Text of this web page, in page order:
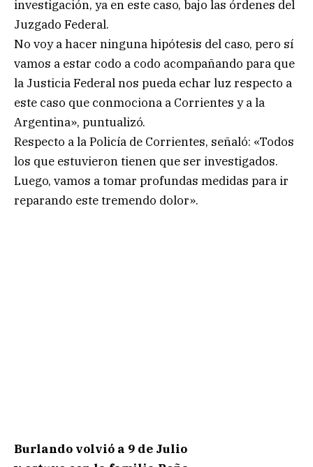
investigación, ya en este caso, bajo las órdenes del
Juzgado Federal.
No voy a hacer ninguna hipótesis del caso, pero sí
vamos a estar codo a codo acompañando para que
la Justicia Federal nos pueda echar luz respecto a
este caso que conmociona a Corrientes y a la
Argentina», puntualizó.
Respecto a la Policía de Corrientes, señaló: «Todos
los que estuvieron tienen que ser investigados.
Luego, vamos a tomar profundas medidas para ir
reparando este tremendo dolor».
Burlando volvió a 9 de Julio